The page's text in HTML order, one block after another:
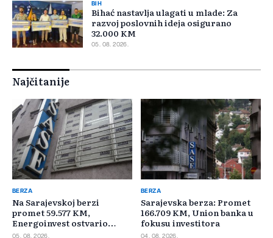
BIH
Bihać nastavlja ulagati u mlade: Za
razvoj poslovnih ideja osigurano
32.000 KM
05. 08. 2026.
Najčitanije
BERZA
Na Sarajevskoj berzi
promet 59.577 KM,
Energoinvest ostvario
najveći promet
05. 08. 2026.
BERZA
Sarajevska berza: Promet
166.709 KM, Union banka u
fokusu investitora
04. 08. 2026.